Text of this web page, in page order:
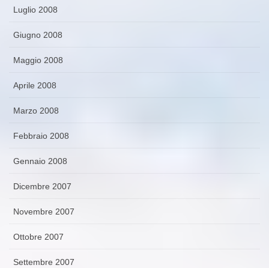
Luglio 2008
Giugno 2008
Maggio 2008
Aprile 2008
Marzo 2008
Febbraio 2008
Gennaio 2008
Dicembre 2007
Novembre 2007
Ottobre 2007
Settembre 2007